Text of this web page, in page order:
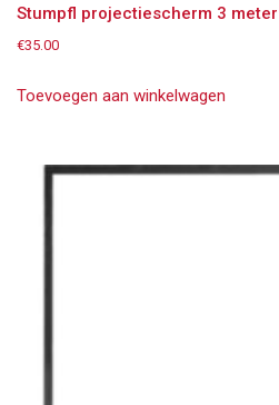
Stumpfl projectiescherm 3 meter
€35.00
Toevoegen aan winkelwagen